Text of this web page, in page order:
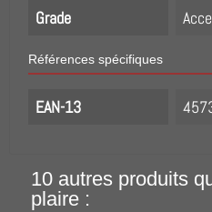
Grade
Références spécifiques
EAN-13
10 autres produits
plaire :